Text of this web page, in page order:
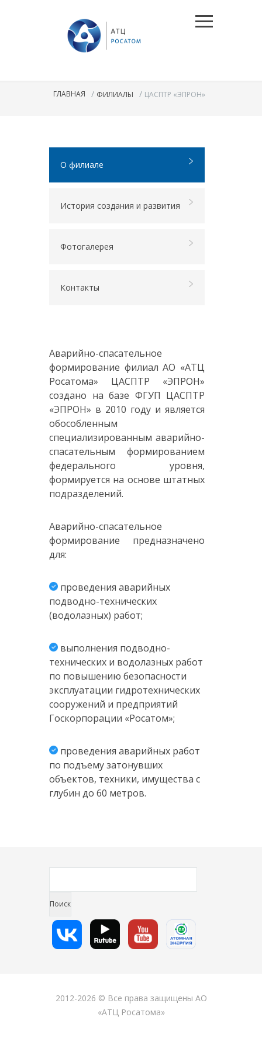
ГЛАВНАЯ / ФИЛИАЛЫ / ЦАСПТР «ЭПРОН»
О филиале
История создания и развития
Фотогалерея
Контакты
Аварийно-спасательное
формирование филиал АО «АТЦ
Росатома» ЦАСПТР «ЭПРОН»
создано на базе ФГУП ЦАСПТР
«ЭПРОН» в 2010 году и является
обособленным
специализированным аварийно-
спасательным формированием
федерального уровня,
формируется на основе штатных
подразделений.
Аварийно-спасательное
формирование предназначено
для:
проведения аварийных
подводно-технических
(водолазных) работ;
выполнения подводно-
технических и водолазных работ
по повышению безопасности
эксплуатации гидротехнических
сооружений и предприятий
Госкорпорации «Росатом»;
проведения аварийных работ
по подъему затонувших
объектов, техники, имущества с
глубин до 60 метров.
2012-2026 © Все права защищены АО
«АТЦ Росатома»